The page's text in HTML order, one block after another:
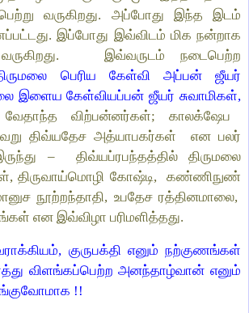
வருகிறது. அப்போது இந்த இடம்
இப்போது இவ்விடம் மிக நன்றாக
வருகிறது. இவ்வருடம் நடைபெற்ற
பெரிய கேள்வி அப்பன் ஜீயர்
இளைய கேள்வியப்பன் ஜீயர் சுவாமிகள்,
விற்பன்னர்கள்; காலக்ஷேப
திவ்யதேச அத்யாபகர்கள் என பலர்
– திவ்யப்ரபந்தத்தில் திருமலை
திருவாய்மொழி கோஷ்டி, கண்ணிநுண்
நூற்றந்தாதி, உபதேச ரத்தினமாலை,
என இவ்விழா பரிமளித்தது.
குருபக்தி எனும் நற்குணங்கள்
விளங்கப்பெற்ற அனந்தாழ்வான் எனும்
!!